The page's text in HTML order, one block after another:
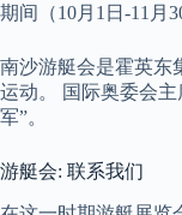
期间（10月1日-11月
南沙游艇会是霍英东
运动。 国际奥委会
军”。
游艇会: 联系我们